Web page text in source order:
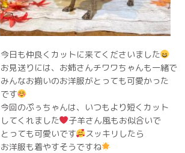
今日も仲良くカットに来てくださいました
お見送りには、お姉さんチワワちゃんも一緒で
みんなお揃いのお洋服がとっても可愛かった
です
今回のぷぅちゃんは、いつもより短くカット
してくれました
子羊さん風もお似合いで
とっても可愛いです
スッキリしたら
お洋服も着やすそうですね